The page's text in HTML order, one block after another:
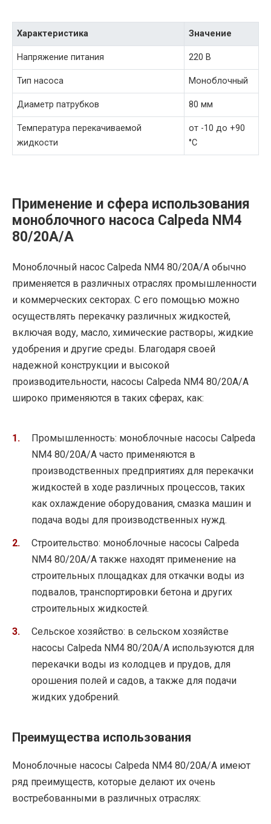
Характеристика Значение
Напряжение питания 220 В
Тип насоса Моноблочный
Диаметр патрубков 80 мм
Температура перекачиваемой
жидкости
от -10 до +90
°C
Применение и сфера использования
моноблочного насоса Calpeda NM4
80/20A/A
Моноблочный насос Calpeda NM4 80/20A/A обычно
применяется в различных отраслях промышленности
и коммерческих секторах. С его помощью можно
осуществлять перекачку различных жидкостей,
включая воду, масло, химические растворы, жидкие
удобрения и другие среды. Благодаря своей
надежной конструкции и высокой
производительности, насосы Calpeda NM4 80/20A/A
широко применяются в таких сферах, как:
Промышленность: моноблочные насосы Calpeda
NM4 80/20A/A часто применяются в
производственных предприятиях для перекачки
жидкостей в ходе различных процессов, таких
как охлаждение оборудования, смазка машин и
подача воды для производственных нужд.
Строительство: моноблочные насосы Calpeda
NM4 80/20A/A также находят применение на
строительных площадках для откачки воды из
подвалов, транспортировки бетона и других
строительных жидкостей.
Сельское хозяйство: в сельском хозяйстве
насосы Calpeda NM4 80/20A/A используются для
перекачки воды из колодцев и прудов, для
орошения полей и садов, а также для подачи
жидких удобрений.
Преимущества использования
Моноблочные насосы Calpeda NM4 80/20A/A имеют
ряд преимуществ, которые делают их очень
востребованными в различных отраслях: